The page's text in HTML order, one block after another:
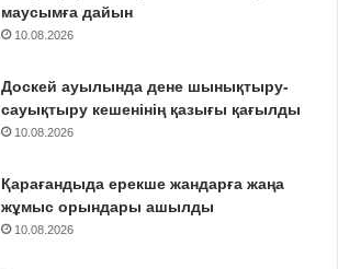
маусымға дайын
10.08.2026
Доскей ауылында дене шынықтыру-
сауықтыру кешенінің қазығы қағылды
10.08.2026
Қарағандыда ерекше жандарға жаңа
жұмыс орындары ашылды
10.08.2026